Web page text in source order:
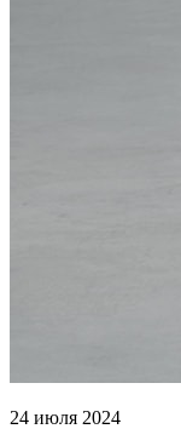
24 июля 2024